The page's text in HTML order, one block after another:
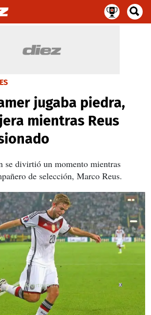
jugaba piedra,
mientras Reus
se divirtió un momento mientras
de selección, Marco Reus.
X